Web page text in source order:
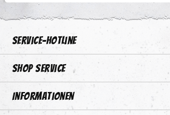
Service-Hotline
Shop Service
Informationen